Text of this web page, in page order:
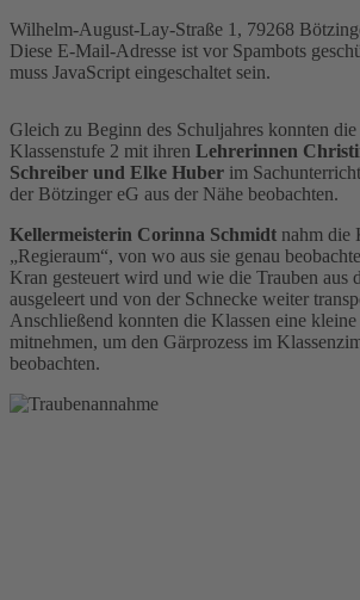
Wilhelm-August-Lay-Straße 1, 79268
Diese E-Mail-Adresse ist vor Spambots
muss JavaScript eingeschaltet sein.
Gleich zu Beginn des Schuljahres konnten
Klassenstufe 2 mit ihren Lehrerinnen
Schreiber und Elke Huber im
der Bötzinger eG aus der Nähe beobachten.
Kellermeisterin Corinna Schmidt nahm die
„Regieraum“, von wo aus sie genau
Kran gesteuert wird und wie die Trauben aus
ausgeleert und von der Schnecke weiter
Anschließend konnten die Klassen eine
mitnehmen, um den Gärprozess im
beobachten.